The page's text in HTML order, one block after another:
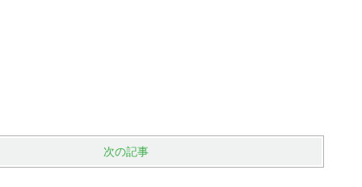
次の記事